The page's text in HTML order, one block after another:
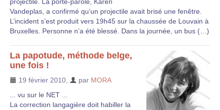
Vandeplas, a confirmé qu’un projectile avait brisé une fenêtre.
L’incident s’est produit vers 19h45 sur la chaussée de Louvain à
Bruxelles. Personne n’a été blessé. Dans la journée, un bus (…)
La papotude, méthode belge,
une fois !
19 février 2010 par MORA
... vu sur le NET ...
La correction langagière doit habiller la